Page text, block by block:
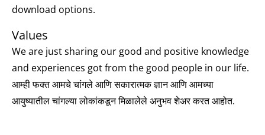
download options.
Values
We are just sharing our good and positive knowledge
and experiences got from the good people in our life.
आम्ही फक्त आमचे चांगले आणि सकारात्मक ज्ञान आणि आमच्या
आयुष्यातील चांगल्या लोकांकडून मिळालेले अनुभव शेअर करत आहोत.